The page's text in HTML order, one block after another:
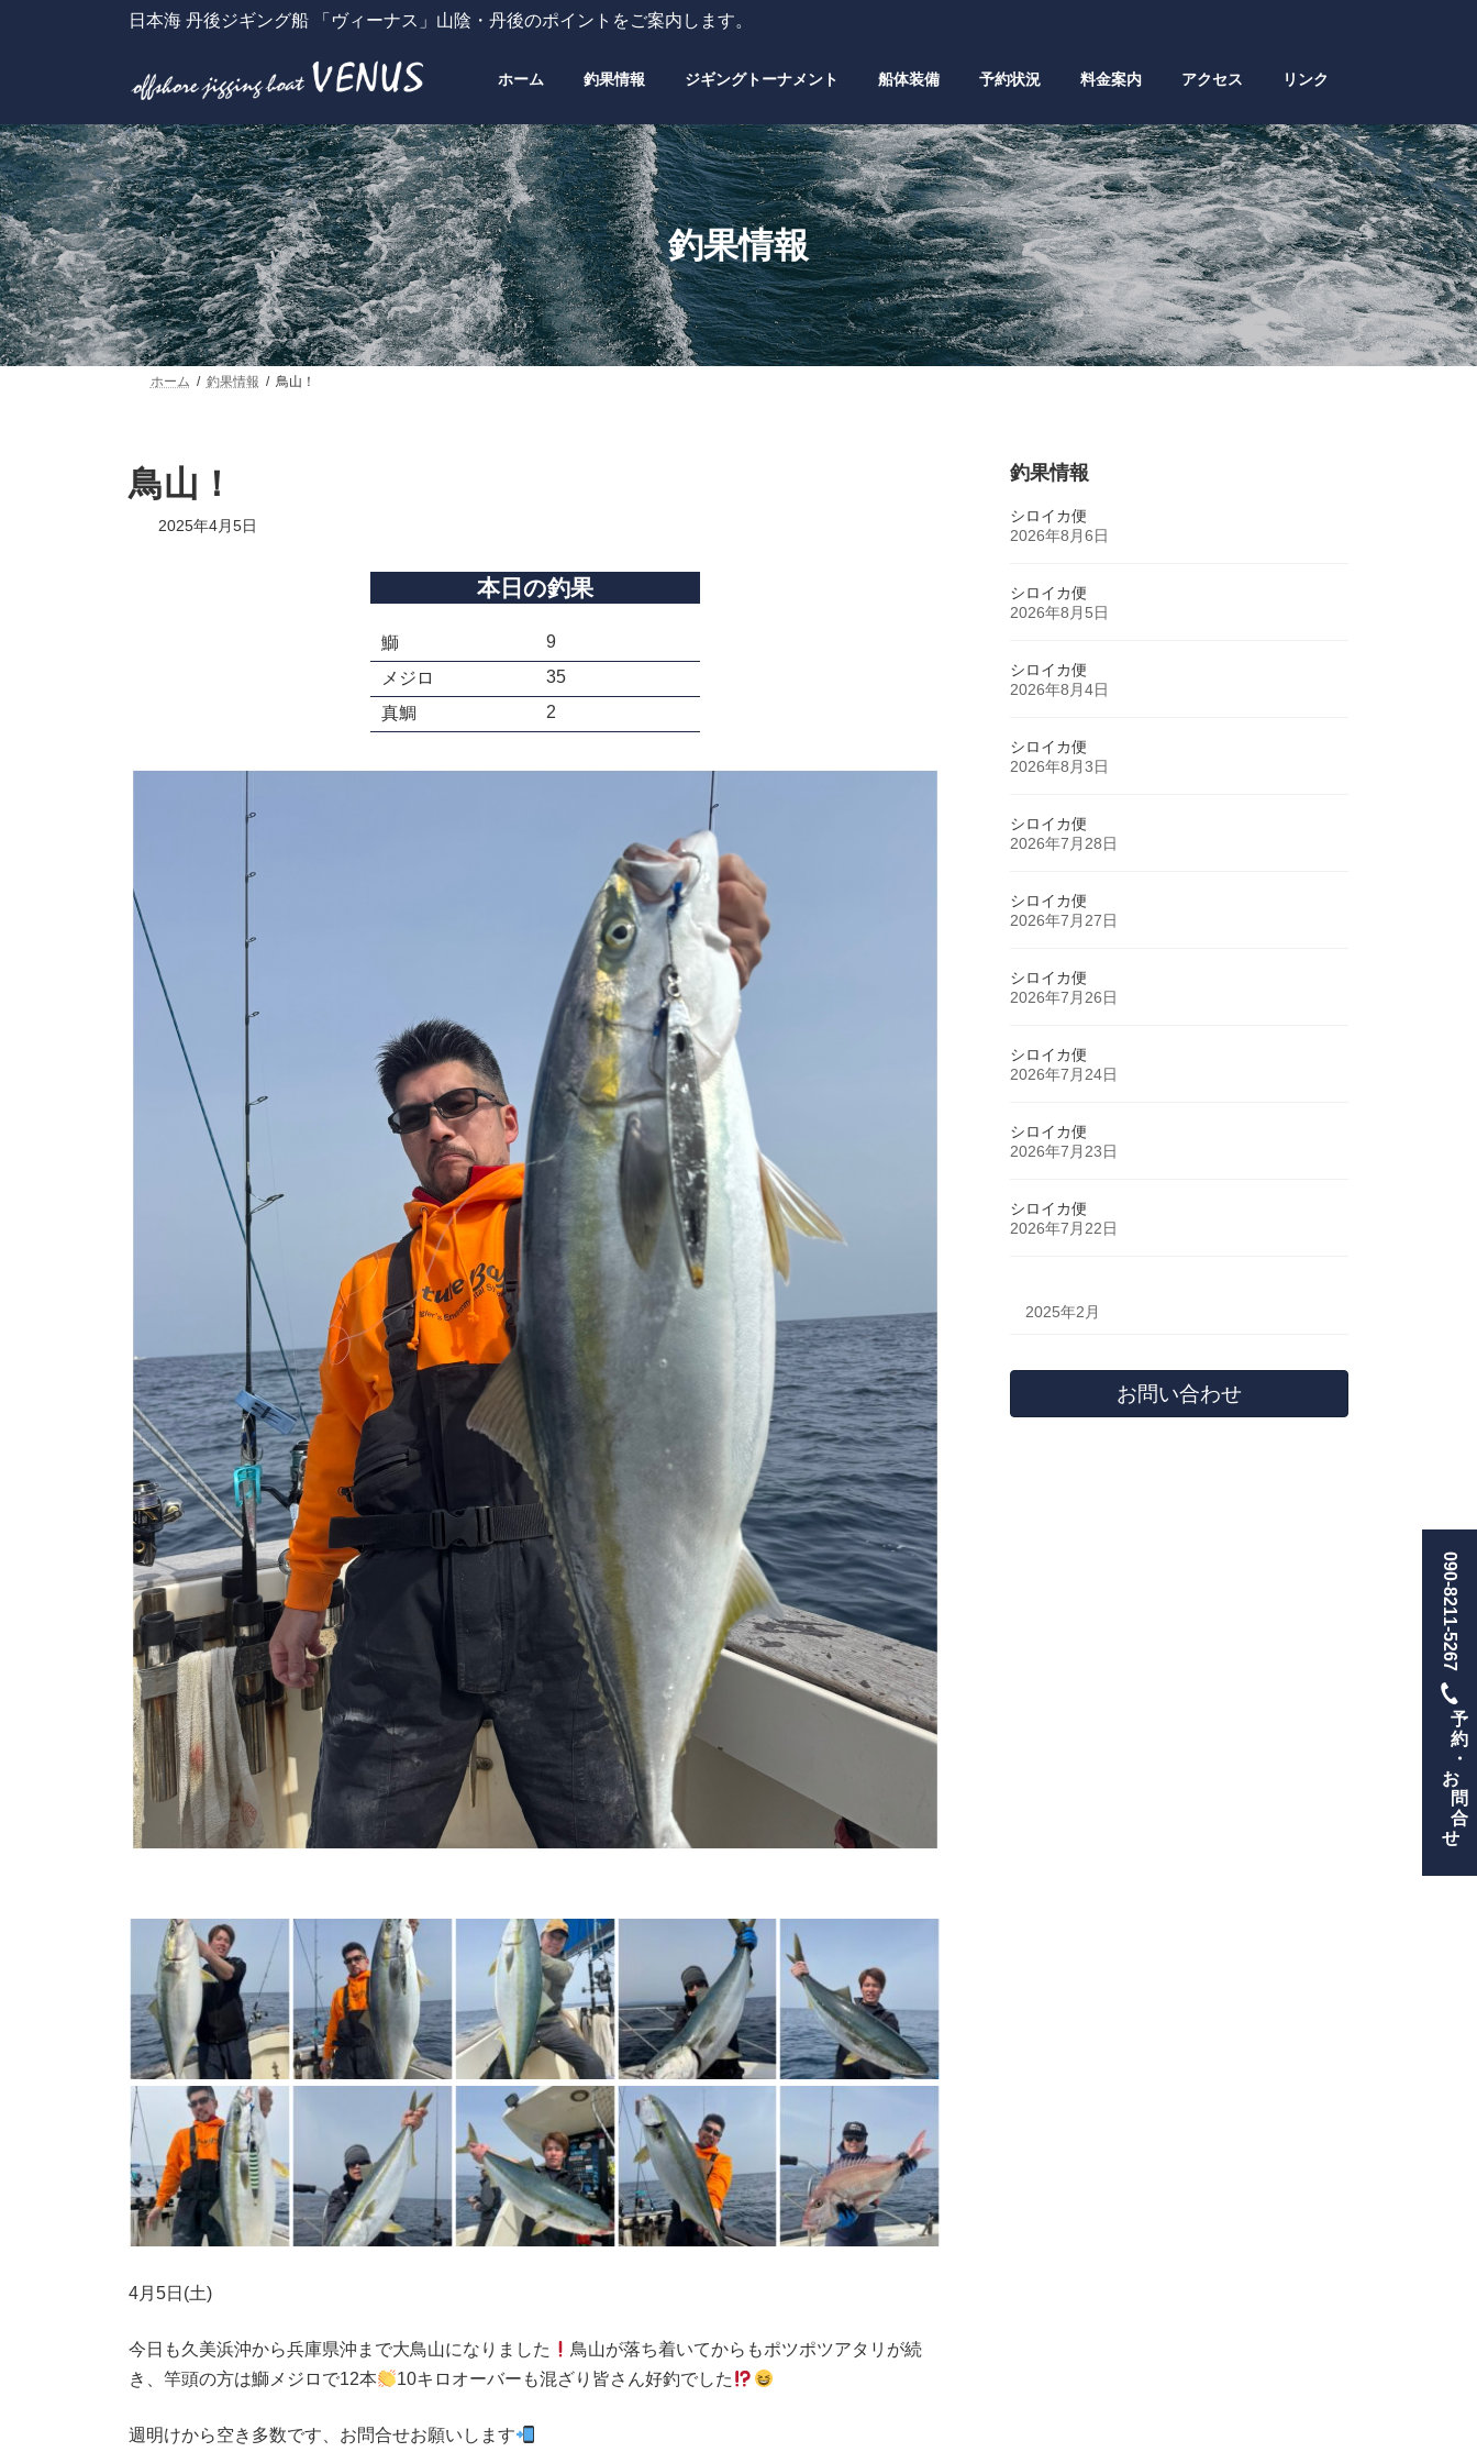
へ
ス
キ
ッ
プ
ョ
ン
に
移
動
日本海 丹後ジギング船 「ヴィーナス」山陰・丹後のポイントをご案内します。
ホーム 釣果情報 ジギングトーナメント 船体装備 予約状況 料金案内 アクセス リンク
釣果情報
ホーム 釣果情報 鳥山！
鳥山！
2025年4月5日
本日の釣果
鰤
9
メジロ
35
真鯛
2
4月5日(土)
今日も久美浜沖から兵庫県沖まで大鳥山になりました
鳥山が落ち着いてからもポツポツアタリが続
き、竿頭の方は鰤メジロで12本
10キロオーバーも混ざり皆さん好釣でした
週明けから空き多数です、お問合せお願いします
釣果情報
シロイカ便
2026年8月6日
シロイカ便
2026年8月5日
シロイカ便
2026年8月4日
シロイカ便
2026年8月3日
シロイカ便
2026年7月28日
シロイカ便
2026年7月27日
シロイカ便
2026年7月26日
シロイカ便
2026年7月24日
シロイカ便
2026年7月23日
シロイカ便
2026年7月22日
2025年2月
お問い合わせ
090-8211-5267
予
約
・
お
問
合
せ